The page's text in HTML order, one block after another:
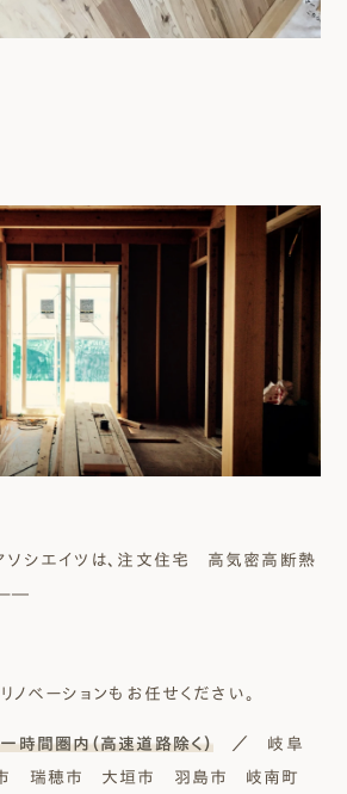
シエイツは、注文住宅 高気密高断熱
—―
ノベーションもお任せください。
間圏内（高速道路除く） ／ 岐阜
市 瑞穂市 大垣市 羽島市 岐南町